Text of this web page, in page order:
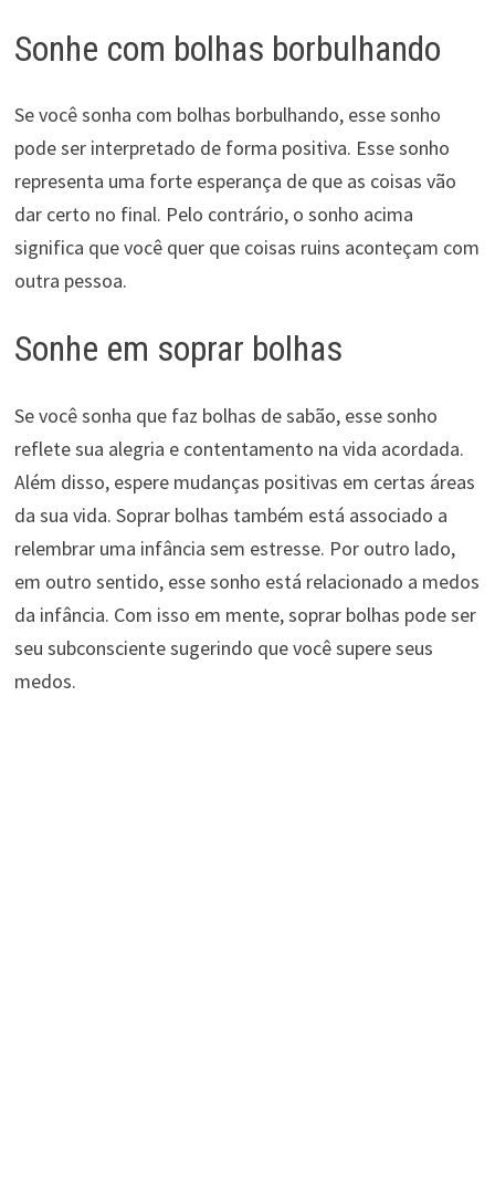
Sonhe com bolhas borbulhando
Se você sonha com bolhas borbulhando, esse sonho
pode ser interpretado de forma positiva. Esse sonho
representa uma forte esperança de que as coisas vão
dar certo no final. Pelo contrário, o sonho acima
significa que você quer que coisas ruins aconteçam com
outra pessoa.
Sonhe em soprar bolhas
Se você sonha que faz bolhas de sabão, esse sonho
reflete sua alegria e contentamento na vida acordada.
Além disso, espere mudanças positivas em certas áreas
da sua vida. Soprar bolhas também está associado a
relembrar uma infância sem estresse. Por outro lado,
em outro sentido, esse sonho está relacionado a medos
da infância. Com isso em mente, soprar bolhas pode ser
seu subconsciente sugerindo que você supere seus
medos.